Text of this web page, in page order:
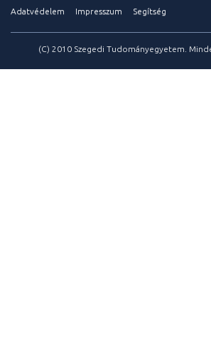
Adatvédelem Impresszum Segítség
(C) 2010 Szegedi Tudományegyetem.